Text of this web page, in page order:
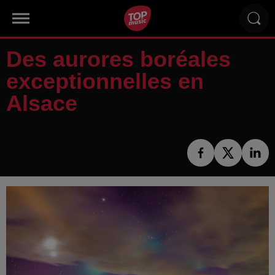
Des aurores boréales
exceptionnelles en
Alsace